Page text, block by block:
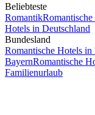
Beliebteste
Romantik
Hotels in Deutschland
Bundesland
Romantische Hotels
BayernRomantische
Familienurlaub